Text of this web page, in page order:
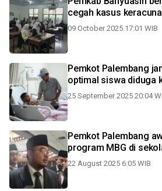
cegah kasus
09 October 2025 17:01 WIB
Pemkot Palembang
optimal
25 September 2025 20:04
Pemkot Palembang
program MBG di
22 August 2025 6:05 WIB